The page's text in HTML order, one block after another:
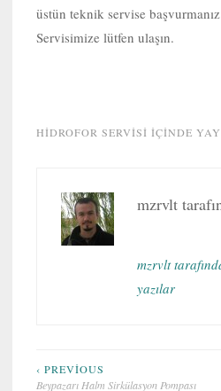
üstün teknik servise
Servisimize lütfen ulaşın.
HIDROFOR SERVISI IÇINDE
mzrvlt
mzrvlt
yazılar
Yazı
‹ PREVIOUS
Beypazarı Halm Sirkülasyon Pompası